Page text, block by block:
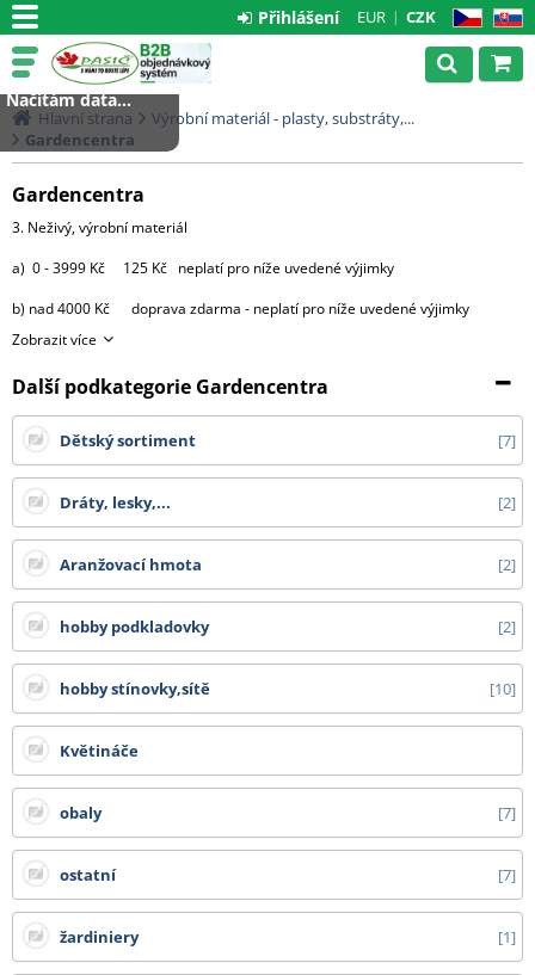
CZ SK
EUR CZK
Přihlášení
Hlavní strana
Výrobní materiál - plasty, substráty,...
Gardencentra
Gardencentra
3. Neživý, výrobní materiál
a) 0 - 3999 Kč 125 Kč neplatí pro níže uvedené výjimky
b) nad 4000 Kč doprava zdarma - neplatí pro níže uvedené výjimky
výjimky:
- substráty, perlit, hnojiva, kůra 2000 Kč za každou započatou
4000 Kč za 3 palety, 4500 Kč za 4 palety
a 5000 Kč za 5 9 palet.
Od 10 palet doprava zdarma.
- tkaniny 525 cm, bublinkové fólie od 1,50 m, bambusy nad 210 cm, DC vozíky
Všechny ceny zde uvedené jsou bez DPH.
Zobrazit více
Další podkategorie Gardencentra
Dětský sortiment 7
Dráty, lesky,... 2
Aranžovací hmota 2
hobby podkladovky 2
hobby stínovky,sítě 10
Květináče
obaly 7
ostatní 7
žardiniery 1
Načítám data...